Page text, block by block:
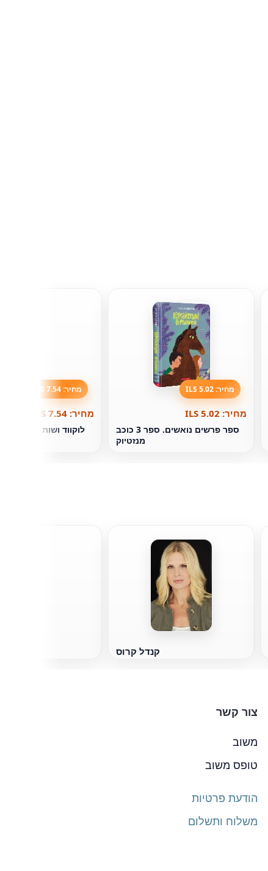
מחיר: 7.54 ILS
מחיר: 7.54 ILS
מחיר: 5.02 ILS
מחיר: 5.02 ILS
ספר פרשים נואשים. ספר 3 כוכב
מנזטיוק
קנדל קרוס
צור קשר
משוב
טופס משוב
הודעת פרטיות
משלוח ותשלום